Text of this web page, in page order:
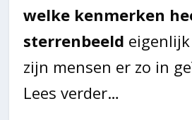
welke kenmerken
sterrenbeeld
zijn mensen er zo in
Lees verder…